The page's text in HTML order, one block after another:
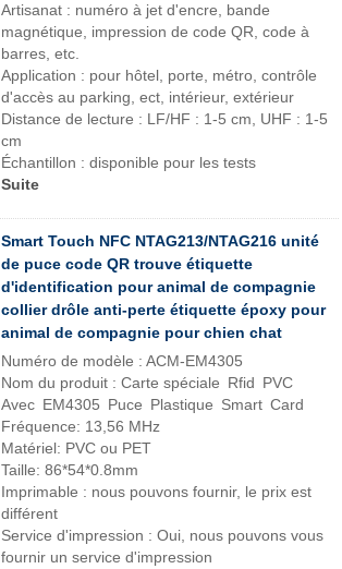
Artisanat : numéro à jet d'encre, bande
magnétique, impression de code QR, code à
barres, etc.
Application : pour hôtel, porte, métro, contrôle
d'accès au parking, ect, intérieur, extérieur
Distance de lecture : LF/HF : 1-5 cm, UHF : 1-5
cm
Échantillon : disponible pour les tests
Suite
Smart Touch NFC NTAG213/NTAG216 unité
de puce code QR trouve étiquette
d'identification pour animal de compagnie
collier drôle anti-perte étiquette époxy pour
animal de compagnie pour chien chat
Numéro de modèle : ACM-EM4305
Nom du produit : Carte spéciale Rfid PVC
Avec EM4305 Puce Plastique Smart Card
Fréquence: 13,56 MHz
Matériel: PVC ou PET
Taille: 86*54*0.8mm
Imprimable : nous pouvons fournir, le prix est
différent
Service d'impression : Oui, nous pouvons vous
fournir un service d'impression